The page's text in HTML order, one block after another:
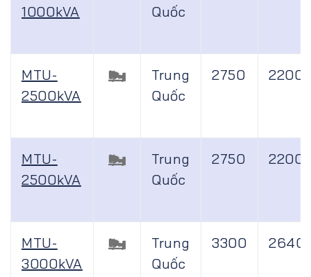
1000kVA
Quốc
MTU-
2500kVA
Trung
Quốc
2750 2200
MTU-
2500kVA
Trung
Quốc
2750 2200
MTU-
3000kVA
Trung
Quốc
3300 2640